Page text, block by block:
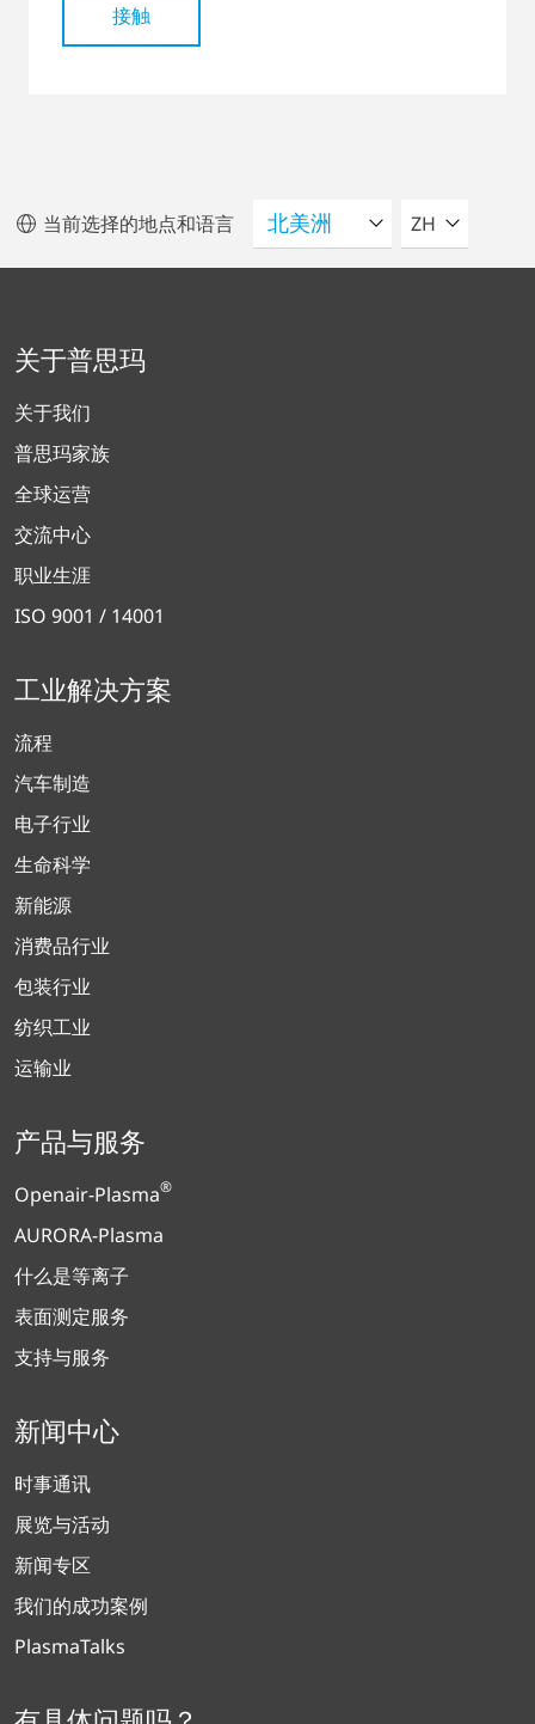
接触
当前选择的地点和语言 请选择语言
ZH
关于普思玛
关于我们
普思玛家族
全球运营
交流中心
职业生涯
ISO 9001 / 14001
工业解决方案
流程
汽车制造
电子行业
生命科学
新能源
消费品行业
包装行业
纺织工业
运输业
产品与服务
Openair-Plasma®
AURORA-Plasma
什么是等离子
表面测定服务
支持与服务
新闻中心
时事通讯
展览与活动
新闻专区
我们的成功案例
PlasmaTalks